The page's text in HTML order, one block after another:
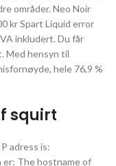
områder. Neo Noir
kr Spart Liquid error
inkludert. Du får
Med hensyn til
hele 76,9 %
squirt
adress is:
er: The hostname of